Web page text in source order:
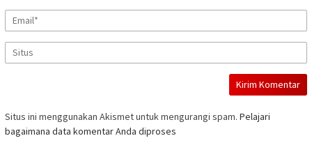
Situs ini menggunakan Akismet untuk mengurangi spam. Pelajari
bagaimana data komentar Anda diproses